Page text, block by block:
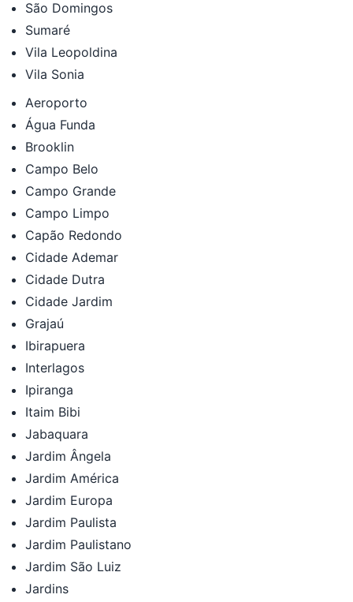
São Domingos
Sumaré
Vila Leopoldina
Vila Sonia
Aeroporto
Água Funda
Brooklin
Campo Belo
Campo Grande
Campo Limpo
Capão Redondo
Cidade Ademar
Cidade Dutra
Cidade Jardim
Grajaú
Ibirapuera
Interlagos
Ipiranga
Itaim Bibi
Jabaquara
Jardim Ângela
Jardim América
Jardim Europa
Jardim Paulista
Jardim Paulistano
Jardim São Luiz
Jardins